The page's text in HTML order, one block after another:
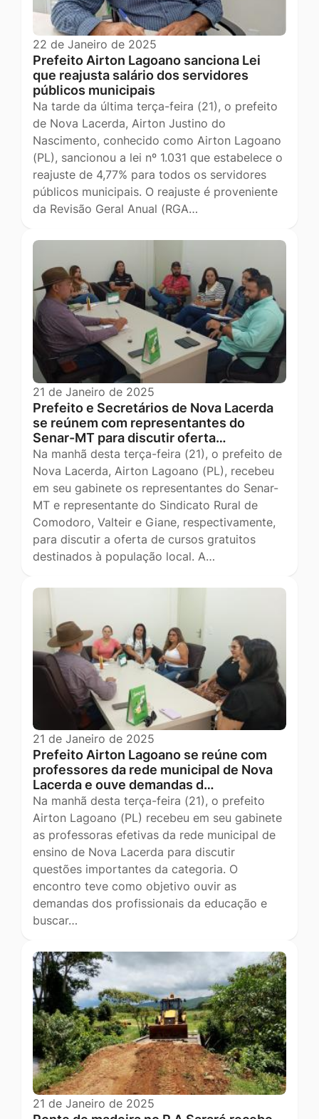
22 de Janeiro de 2025
Prefeito Airton Lagoano sanciona Lei
que reajusta salário dos servidores
públicos municipais
Na tarde da última terça-feira (21), o prefeito
de Nova Lacerda, Airton Justino do
Nascimento, conhecido como Airton Lagoano
(PL), sancionou a lei nº 1.031 que estabelece o
reajuste de 4,77% para todos os servidores
públicos municipais. O reajuste é proveniente
da Revisão Geral Anual (RGA…
21 de Janeiro de 2025
Prefeito e Secretários de Nova Lacerda
se reúnem com representantes do
Senar-MT para discutir oferta…
Na manhã desta terça-feira (21), o prefeito de
Nova Lacerda, Airton Lagoano (PL), recebeu
em seu gabinete os representantes do Senar-
MT e representante do Sindicato Rural de
Comodoro, Valteir e Giane, respectivamente,
para discutir a oferta de cursos gratuitos
destinados à população local. A…
21 de Janeiro de 2025
Prefeito Airton Lagoano se reúne com
professores da rede municipal de Nova
Lacerda e ouve demandas d…
Na manhã desta terça-feira (21), o prefeito
Airton Lagoano (PL) recebeu em seu gabinete
as professoras efetivas da rede municipal de
ensino de Nova Lacerda para discutir
questões importantes da categoria. O
encontro teve como objetivo ouvir as
demandas dos profissionais da educação e
buscar…
21 de Janeiro de 2025